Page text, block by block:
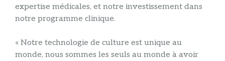
expertise médicales, et notre investissement dans
notre programme clinique.
« Notre technologie de culture est unique au
monde, nous sommes les seuls au monde à avoir